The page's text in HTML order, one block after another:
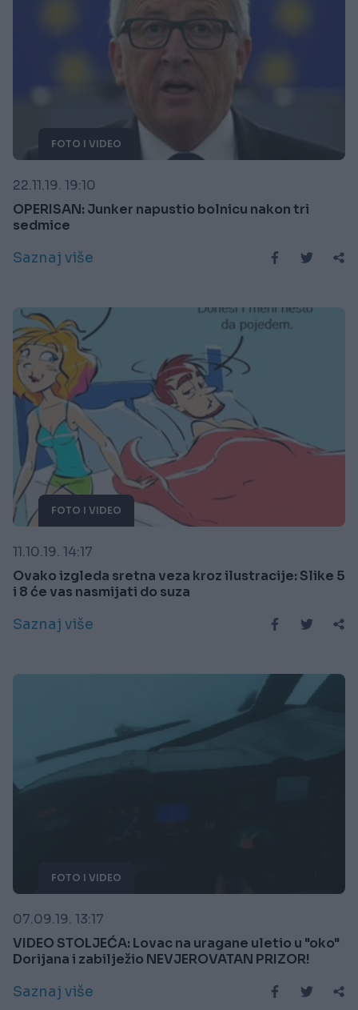
FOTO I VIDEO
22.11.19. 19:10
OPERISAN: Junker napustio bolnicu nakon tri
sedmice
Saznaj više
FOTO I VIDEO
11.10.19. 14:17
Ovako izgleda sretna veza kroz ilustracije: Slike 5
i 8 će vas nasmijati do suza
Saznaj više
FOTO I VIDEO
07.09.19. 13:17
VIDEO STOLJEĆA: Lovac na uragane uletio u "oko"
Dorijana i zabilježio NEVJEROVATAN PRIZOR!
Saznaj više